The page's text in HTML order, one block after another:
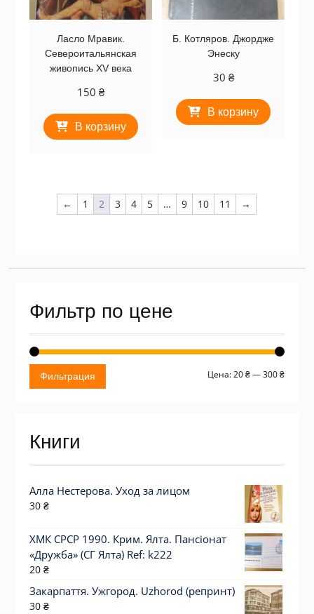
Ласло Мравик.
Североитальянская
живопись XV века
150 ₴
В корзину
Б. Котляров. Джордже
Энеску
30 ₴
В корзину
← 1 2 3 4 5 … 9 10 11 →
Фильтр по цене
Фильтрация Цена:20 ₴—300 ₴
Книги
Алла Нестерова. Уход за лицом
30 ₴
ХМК СРСР 1990. Крим. Ялта. Пансіонат
«Дружба» (СГ Ялта) Ref: k222
20 ₴
Закарпаття. Ужгород. Uzhorod (репринт)
30 ₴